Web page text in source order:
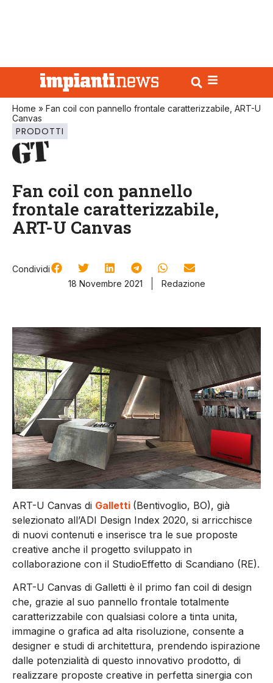
Home » Fan coil con pannello frontale caratterizzabile, ART-U
Canvas
PRODOTTI
Fan coil con pannello
frontale caratterizzabile,
ART-U Canvas
Condividi
18 Novembre 2021
Redazione
ART-U Canvas di Galletti (Bentivoglio, BO), già
selezionato all’ADI Design Index 2020, si arricchisce
di nuovi contenuti e inserisce tra le sue proposte
creative anche il progetto sviluppato in
collaborazione con il StudioEffetto di Scandiano (RE).
ART-U Canvas di Galletti è il primo fan coil di design
che, grazie al suo pannello frontale totalmente
caratterizzabile con qualsiasi colore a tinta unita,
immagine o grafica ad alta risoluzione, consente a
designer e studi di architettura, prendendo ispirazione
dalle potenzialità di questo innovativo prodotto, di
realizzare proposte creative in perfetta sinergia con